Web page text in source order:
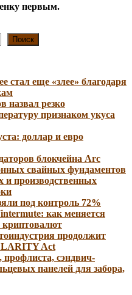
первым.
Поиск
стал еще «злее» благодаря
назвал резко
признаком укуса
доллар и евро
блокчейна Arc
свайных фундаментов
производственных
под контроль 72%
как меняется
криптовалют
продолжит
Act
сэндвич-
панелей для забора,